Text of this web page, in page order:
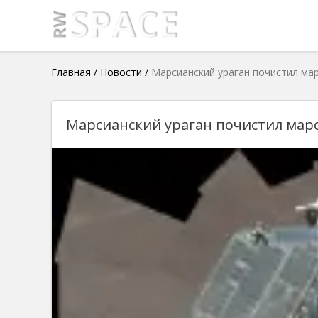
Главная / Новости / Марсианский ураган почистил
Марсианский ураган почистил